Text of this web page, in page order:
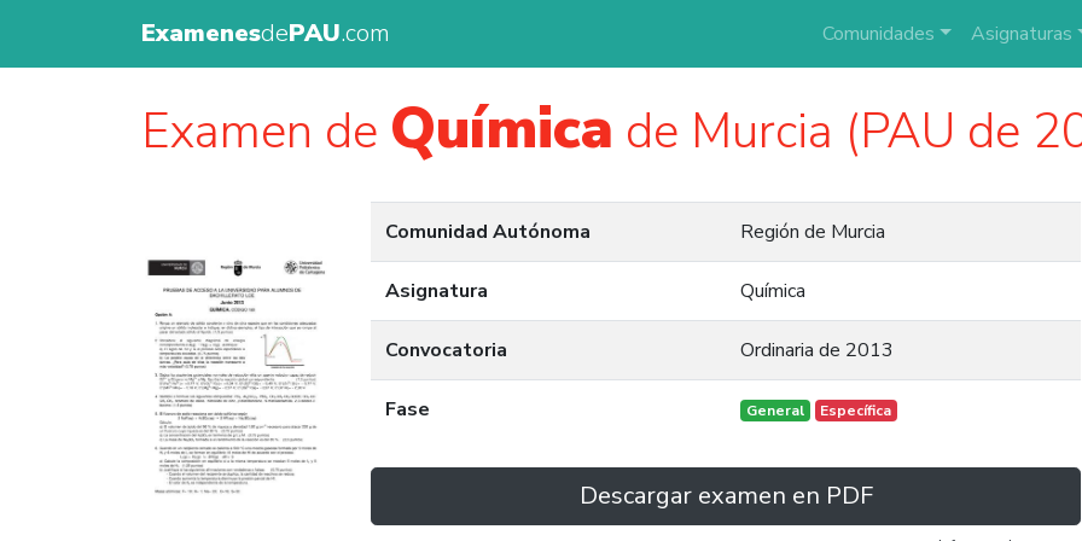
ExamenesdePAU.com Comunidades Asignaturas
Examen de Química de Murcia (PAU de
Comunidad Autónoma Región de Murcia
Asignatura Química
Convocatoria Ordinaria de 2013
Fase General Específica
Descargar examen en PDF